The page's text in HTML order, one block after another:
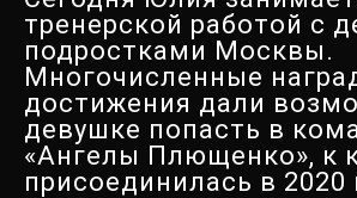
тренерской работой с
подростками Москвы.
Многочисленные
достижения дали
девушке попасть в
«Ангелы Плющенко», к
присоединилась в 2020